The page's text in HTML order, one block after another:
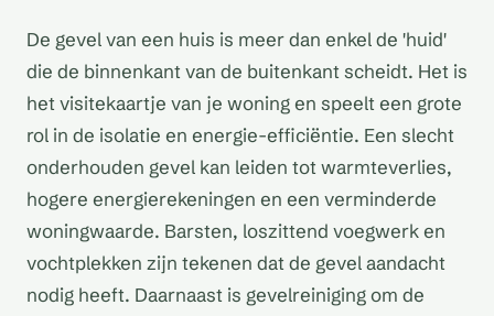
De gevel van een huis is meer dan enkel de 'huid'
die de binnenkant van de buitenkant scheidt. Het is
het visitekaartje van je woning en speelt een grote
rol in de isolatie en energie-efficiëntie. Een slecht
onderhouden gevel kan leiden tot warmteverlies,
hogere energierekeningen en een verminderde
woningwaarde. Barsten, loszittend voegwerk en
vochtplekken zijn tekenen dat de gevel aandacht
nodig heeft. Daarnaast is gevelreiniging om de